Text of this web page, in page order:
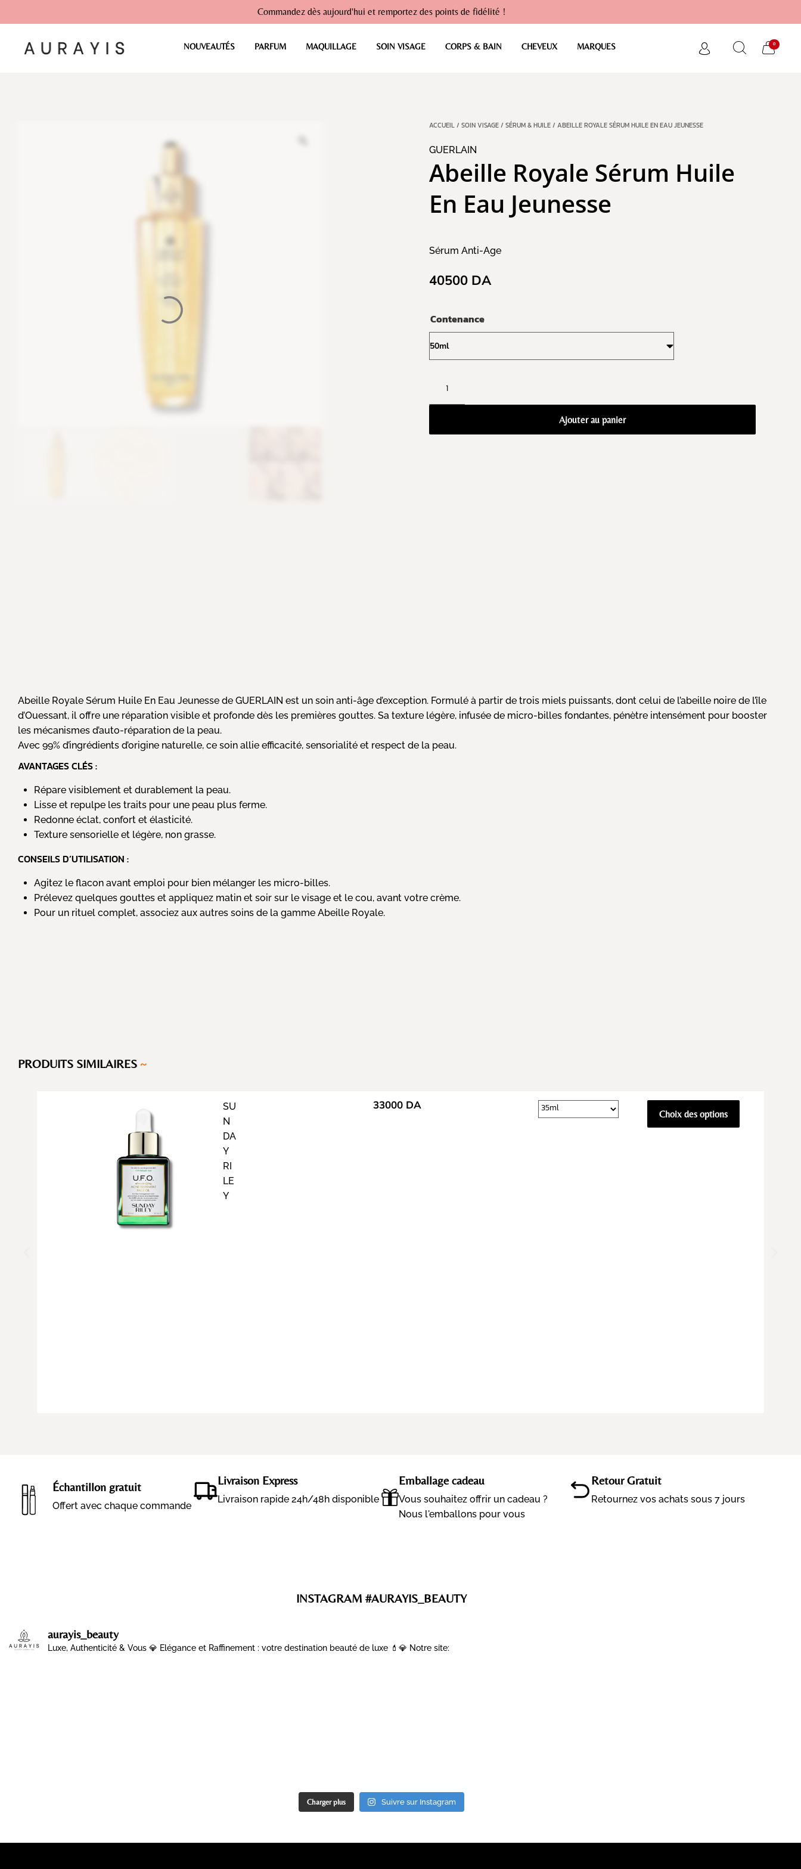
Commandez dès aujourd'hui et remportez des points de fidélité !
NOUVEAUTÉS PARFUM MAQUILLAGE SOIN VISAGE CORPS & BAIN CHEVEUX MARQUES 0
ACCUEIL/ SOIN VISAGE/ SÉRUM & HUILE/ ABEILLE ROYALE SÉRUM HUILE EN EAU JEUNESSE
GUERLAIN
Abeille Royale Sérum Huile
En Eau Jeunesse
Sérum Anti-Age
40500 DA
Contenance
Ajouter au panier
Abeille Royale Sérum Huile En Eau Jeunesse de GUERLAIN est un soin anti-âge d’exception. Formulé à partir de trois miels puissants, dont celui de l’abeille noire de l’île
d’Ouessant, il offre une réparation visible et profonde dès les premières gouttes. Sa texture légère, infusée de micro-billes fondantes, pénètre intensément pour booster
les mécanismes d’auto-réparation de la peau.
Avec 99% d’ingrédients d’origine naturelle, ce soin allie efficacité, sensorialité et respect de la peau.
AVANTAGES CLÉS :
Répare visiblement et durablement la peau.
Lisse et repulpe les traits pour une peau plus ferme.
Redonne éclat, confort et élasticité.
Texture sensorielle et légère, non grasse.
CONSEILS D’UTILISATION :
Agitez le flacon avant emploi pour bien mélanger les micro-billes.
Prélevez quelques gouttes et appliquez matin et soir sur le visage et le cou, avant votre crème.
Pour un rituel complet, associez aux autres soins de la gamme Abeille Royale.
PRODUITS SIMILAIRES ~
SU
N
DA
Y
RI
LE
Y
33000 DA
Choix des options
Échantillon gratuit
Offert avec chaque commande
Livraison Express
Livraison rapide 24h/48h disponible
Emballage cadeau
Vous souhaitez offrir un cadeau ?
Nous l'emballons pour vous
Retour Gratuit
Retournez vos achats sous 7 jours
INSTAGRAM #AURAYIS_BEAUTY
aurayis_beauty
Luxe, Authenticité & Vous 💎 Elégance et Raffinement : votre destination beauté de luxe 💄💎 Notre site:
Charger plus Suivre sur Instagram